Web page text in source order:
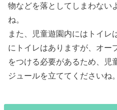
物などを落としてしまわない
ね。
また、児童遊園内にはトイレ
にトイレはありますが、オー
をつける必要があるため、児
ジュールを立ててくださいね。